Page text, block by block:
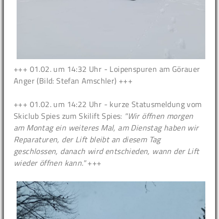
+++ 01.02. um 14:32 Uhr - Loipenspuren am Görauer
Anger (Bild: Stefan Amschler) +++
+++ 01.02. um 14:22 Uhr - kurze Statusmeldung vom
Skiclub Spies zum Skilift Spies: "Wir öffnen morgen
am Montag ein weiteres Mal, am Dienstag haben wir
Reparaturen, der Lift bleibt an diesem Tag
geschlossen, danach wird entschieden, wann der Lift
wieder öffnen kann."+++